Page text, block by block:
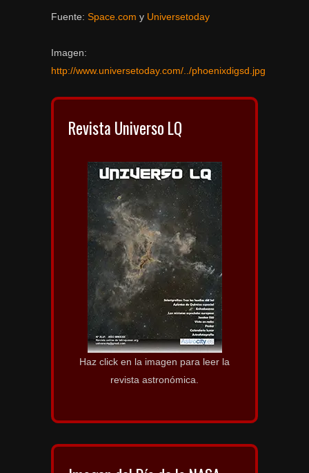
Fuente: Space.com y Universetoday
Imagen:
http://www.universetoday.com/../phoenixdigsd.jpg
Revista Universo LQ
Haz click en la imagen para leer la
revista astronómica.